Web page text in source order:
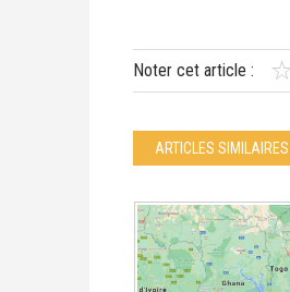
Noter cet article :
ARTICLES SIMILAIRES